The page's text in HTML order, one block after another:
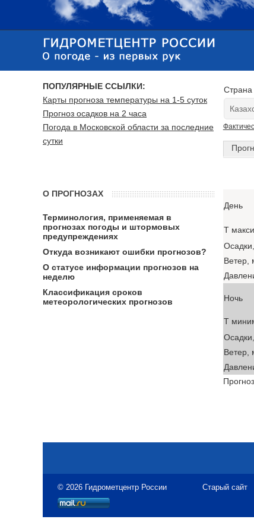
Страна
День
T
Ветер,
Ночь
T
Ветер,
ПОПУЛЯРНЫЕ ССЫЛКИ:
Карты прогноза температуры на 1-5 суток
Прогноз осадков на 2 часа
Погода в Московской области за последние
сутки
О ПРОГНОЗАХ
Терминология, применяемая в
прогнозах погоды и штормовых
предупреждениях
Откуда возникают ошибки прогнозов?
О статусе информации прогнозов на
неделю
Классификация сроков
метеорологических прогнозов
© 2026 Гидрометцентр России Старый сайт